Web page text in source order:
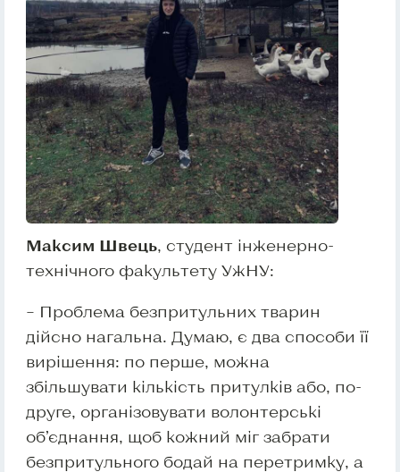
Максим Швець, студент інженерно-
технічного факультету УжНУ:
– Проблема безпритульних тварин
дійсно нагальна. Думаю, є два способи її
вирішення: по перше, можна
збільшувати кількість притулків або, по-
друге, організовувати волонтерські
об’єднання, щоб кожний міг забрати
безпритульного бодай на перетримку, а